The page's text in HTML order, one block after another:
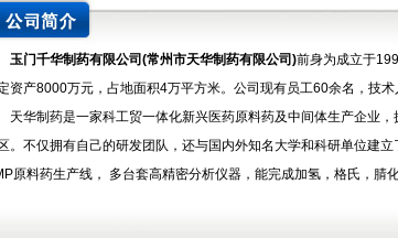
玉门千华制药有限公司(常州市天华制药有限公司)前身为成立于
资产8000万元，占地面积4万平方米。公司现有员工60余名，技术
华制药是一家科工贸一体化新兴医药原料药及中间体生产企业，
。不仅拥有自己的研发团队，还与国内外知名大学和科研单位建
原料药生产线， 多台套高精密分析仪器，能完成加氢，格氏，腈